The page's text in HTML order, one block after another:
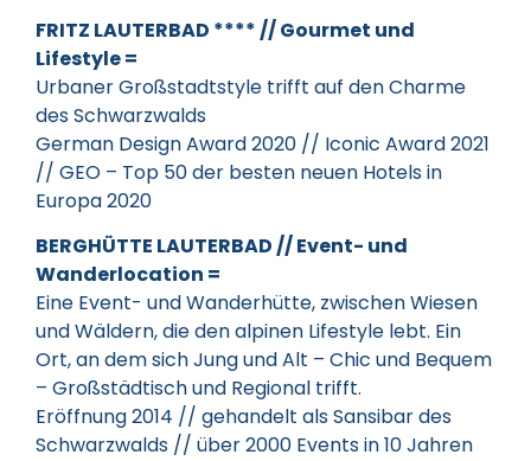
FRITZ LAUTERBAD **** // Gourmet und
Lifestyle =
Urbaner Großstadtstyle trifft auf den Charme
des Schwarzwalds
German Design Award 2020 // Iconic Award 2021
// GEO – Top 50 der besten neuen Hotels in
Europa 2020
BERGHÜTTE LAUTERBAD // Event- und
Wanderlocation =
Eine Event- und Wanderhütte, zwischen Wiesen
und Wäldern, die den alpinen Lifestyle lebt. Ein
Ort, an dem sich Jung und Alt – Chic und Bequem
– Großstädtisch und Regional trifft.
Eröffnung 2014 // gehandelt als Sansibar des
Schwarzwalds // über 2000 Events in 10 Jahren